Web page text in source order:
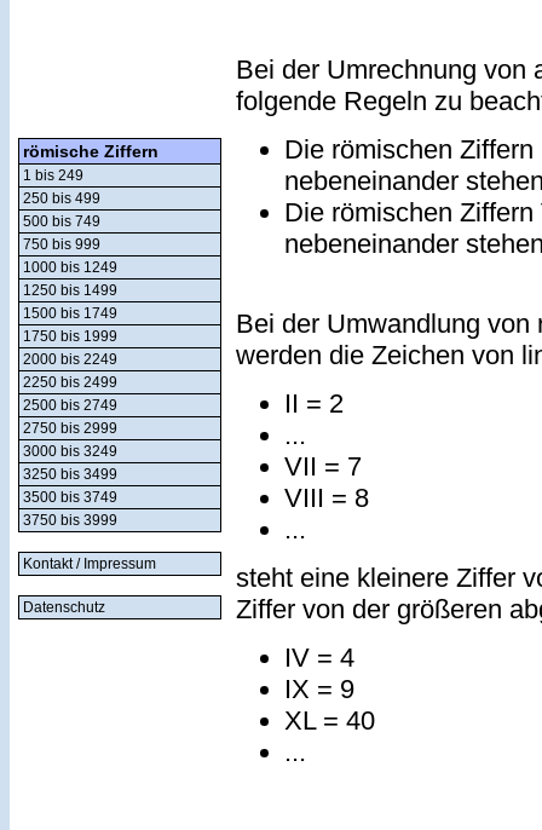
römische Ziffern
1 bis 249
250 bis 499
500 bis 749
750 bis 999
1000 bis 1249
1250 bis 1499
1500 bis 1749
1750 bis 1999
2000 bis 2249
2250 bis 2499
2500 bis 2749
2750 bis 2999
3000 bis 3249
3250 bis 3499
3500 bis 3749
3750 bis 3999
Kontakt / Impressum
Datenschutz
Bei der Umrechnung von
folgende Regeln zu
Die römischen
nebeneinander
Die römischen
nebeneinander
Bei der Umwandlung von
werden die Zeichen von
II = 2
...
VII = 7
VIII = 8
...
steht eine kleinere Ziffer
Ziffer von der größeren
IV = 4
IX = 9
XL = 40
...